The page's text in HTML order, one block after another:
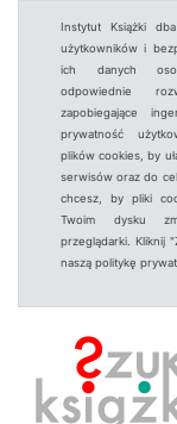
Instytut Książki
użytkowników i
ich danych
odpowiednie
zapobiegające
prywatność
plików cookies, by
serwisów oraz do
chcesz, by pliki
Twoim dysku
przeglądarki. Kliknij
naszą politykę